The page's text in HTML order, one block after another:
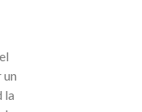
la